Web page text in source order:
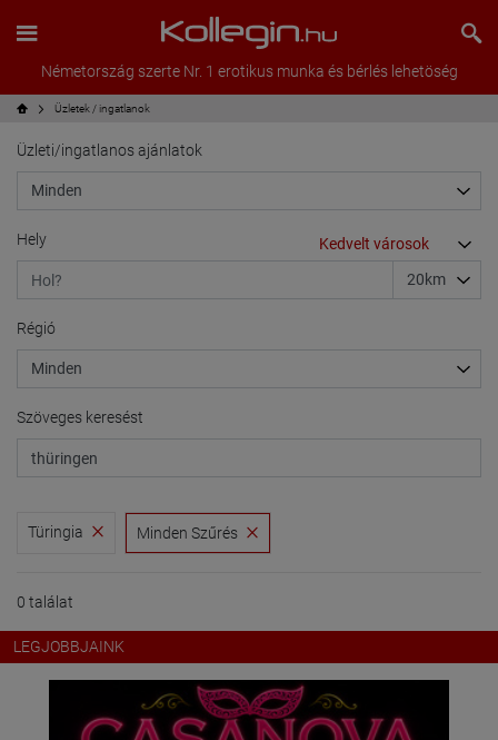
Németország szerte Nr. 1 erotikus munka és bérlés lehetöség
Üzletek / ingatlanok
Üzleti/ingatlanos ajánlatok
Hely
Régió
Szöveges keresést
Türingia Minden Szűrés
0 találat
LEGJOBBJAINK